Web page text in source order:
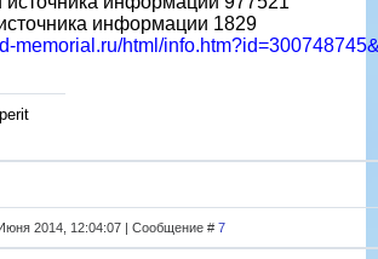
информации 1829
memorial.ru/html/
2014, 12:04:07 | Сообщение # 7